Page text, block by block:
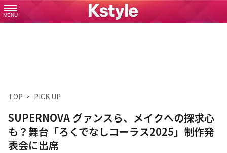
MENU
TOP PICK UP
SUPERNOVA グァンスら、メイクへの探求心
も？舞台「ろくでなしコーラス2025」制作発
表会に出席